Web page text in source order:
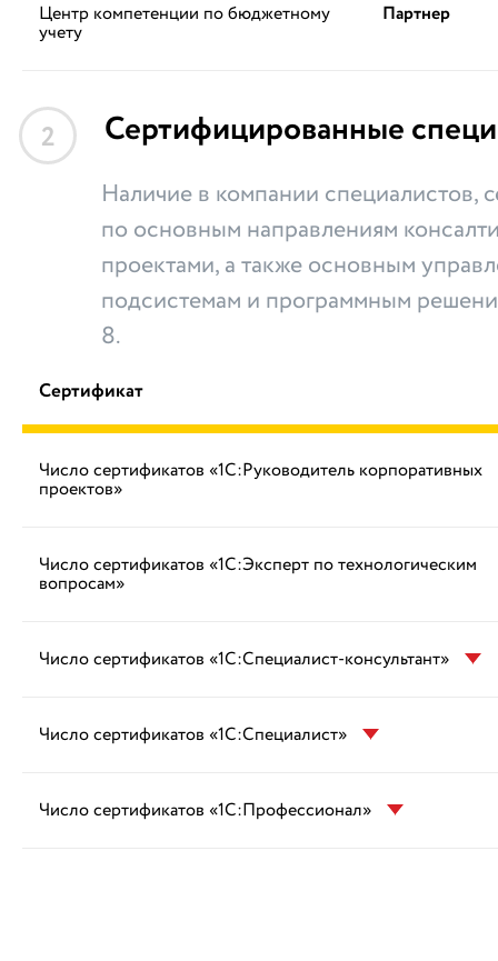
Центр компетенции по бюджетному
учету
Партнер
2 Сертифицированные
Наличие в компании специалистов,
по основным направлениям
проектами, а также основным
подсистемам и программным
8.
Сертификат
Число сертификатов «1С:Руководитель корпоративных
проектов»
Число сертификатов «1С:Эксперт по технологическим
вопросам»
Число сертификатов «1С:Специалист-консультант»
Число сертификатов «1С:Специалист»
Число сертификатов «1С:Профессионал»